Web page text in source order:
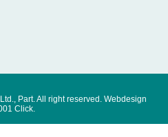
Part. All right reserved.Webdesign
Click.